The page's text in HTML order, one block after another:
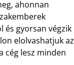
ahonnan
és gyorsan végzik
elolvashatjuk az
cég lesz minden